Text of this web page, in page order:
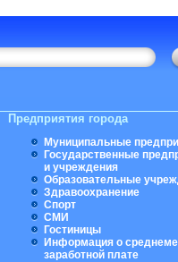
Предприятия города
Муниципальные
Государственные
и учреждения
Образовательные
Здравоохранение
Спорт
СМИ
Гостиницы
Информация о
заработной плате